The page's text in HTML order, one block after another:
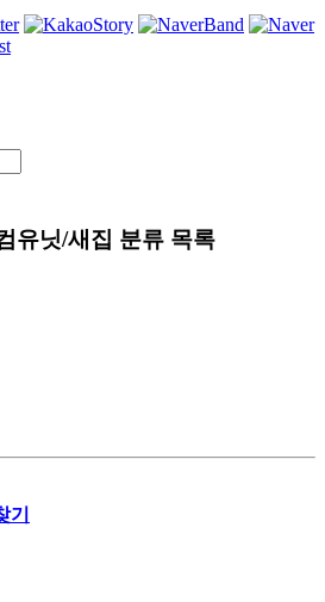
유닛/새집 분류 목록
기